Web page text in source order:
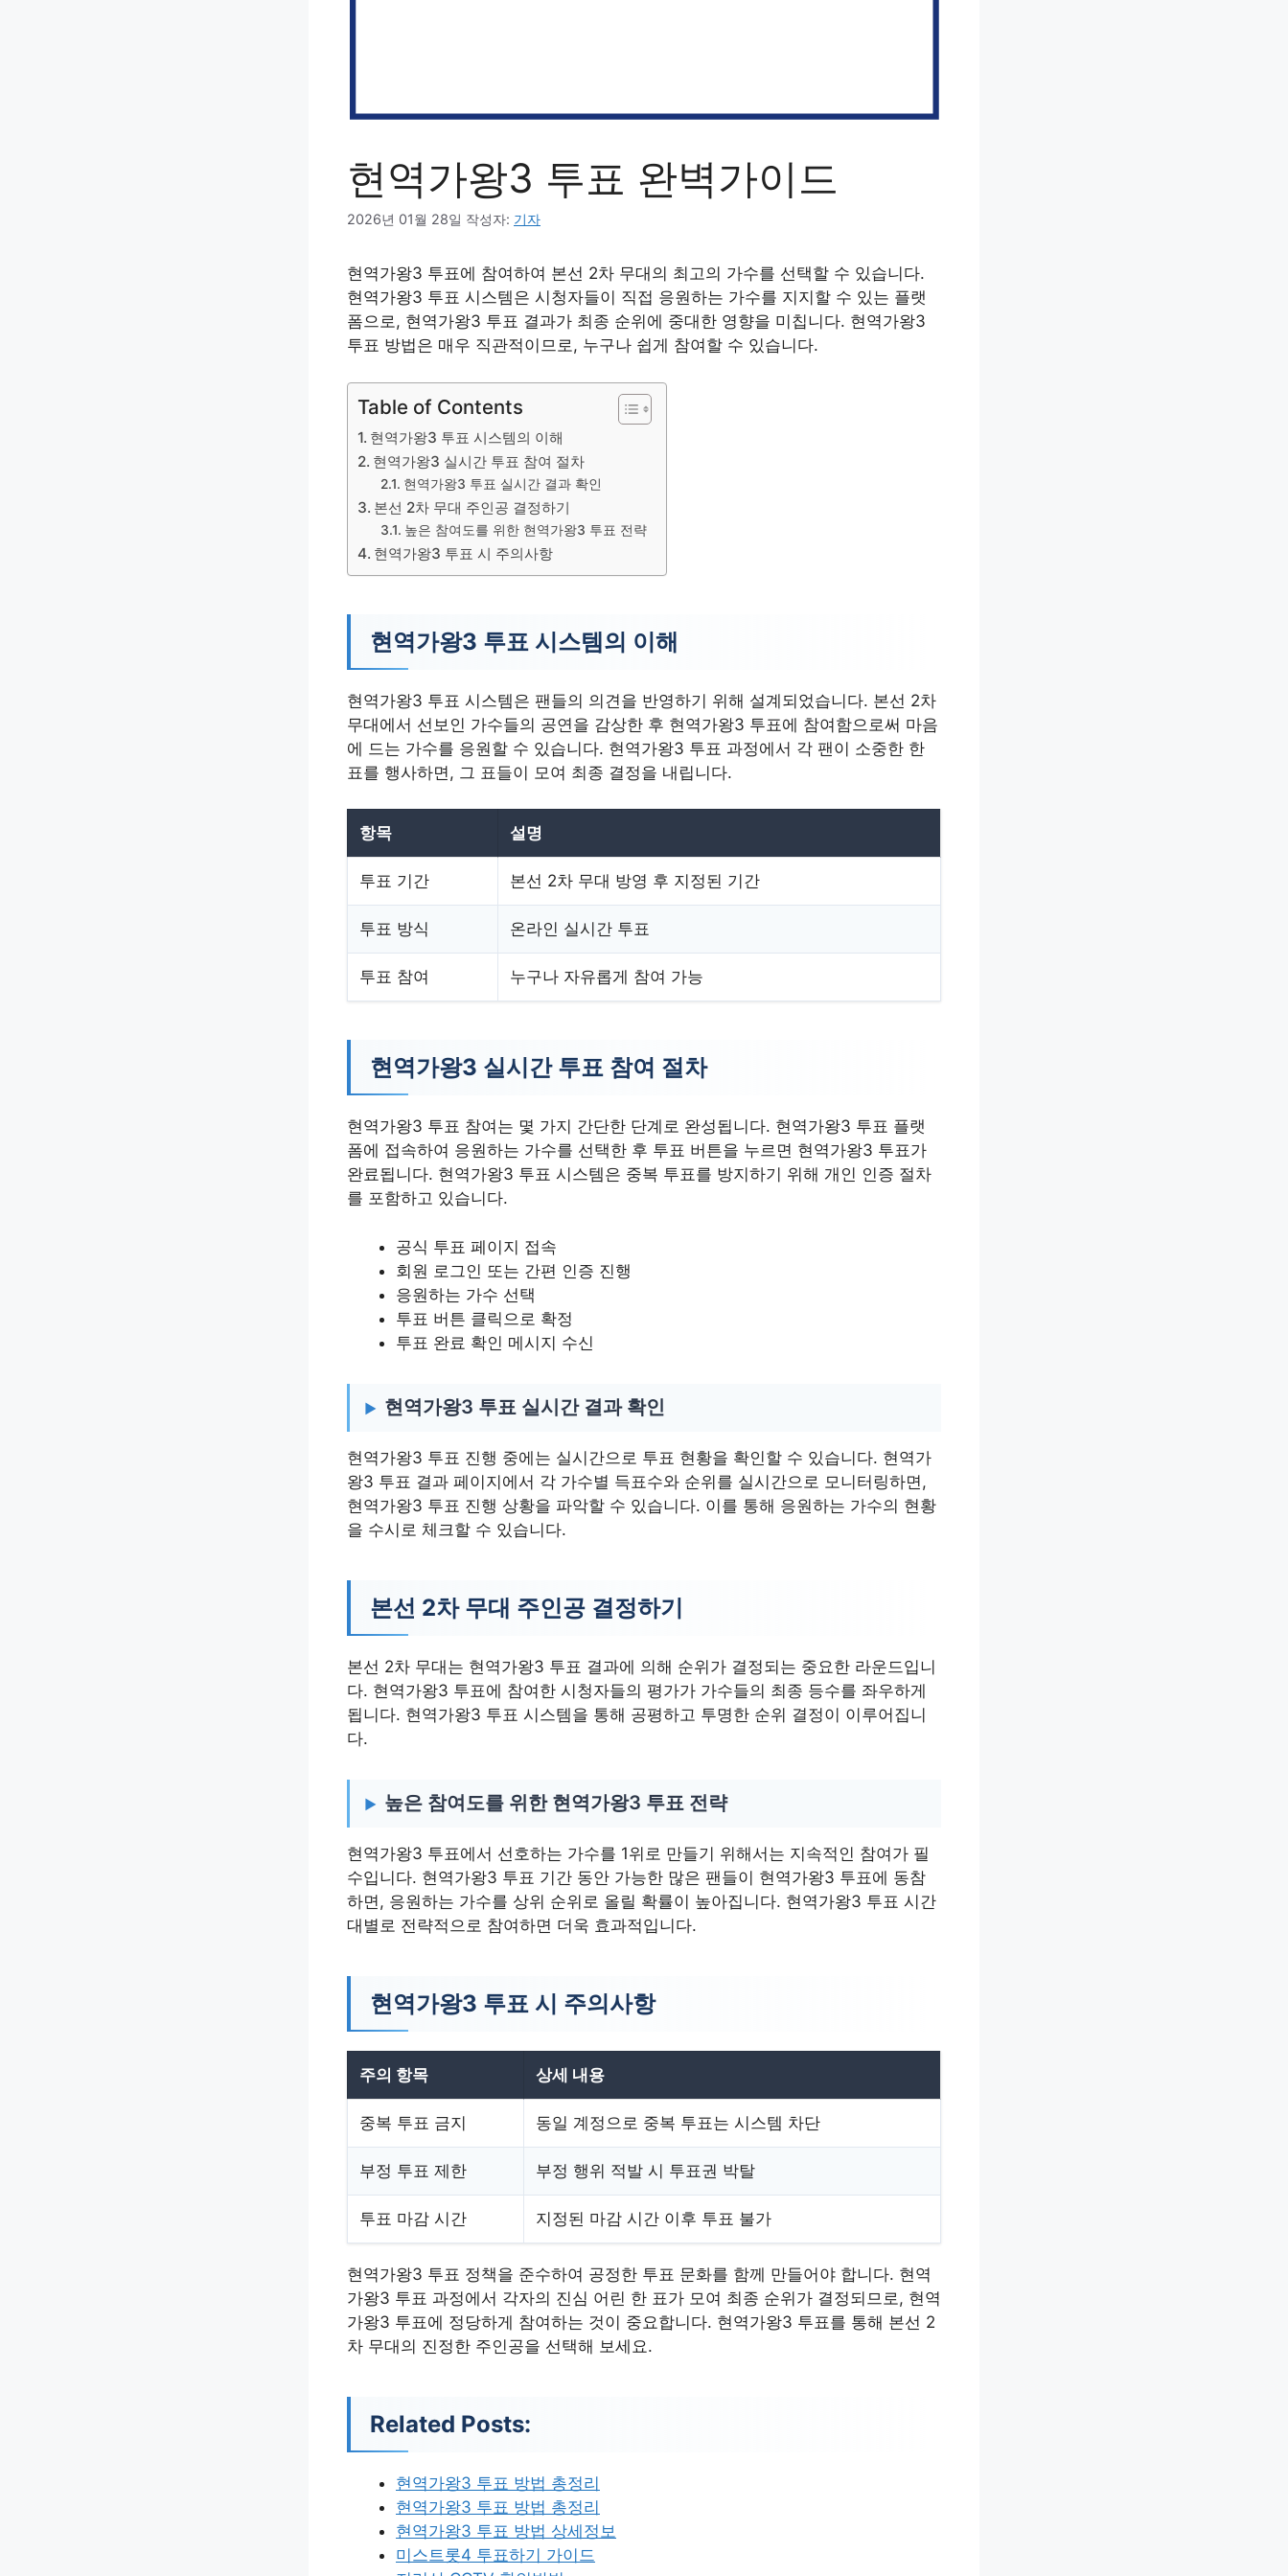
현역가왕3 투표 완벽가이드
2026년 01월 28일 작성자: 기자
현역가왕3 투표에 참여하여 본선 2차 무대의 최고의 가수를 선택할 수 있습니다.
현역가왕3 투표 시스템은 시청자들이 직접 응원하는 가수를 지지할 수 있는 플랫
폼으로, 현역가왕3 투표 결과가 최종 순위에 중대한 영향을 미칩니다. 현역가왕3
투표 방법은 매우 직관적이므로, 누구나 쉽게 참여할 수 있습니다.
Table of Contents
현역가왕3 투표 시스템의 이해
현역가왕3 실시간 투표 참여 절차
현역가왕3 투표 실시간 결과 확인
본선 2차 무대 주인공 결정하기
높은 참여도를 위한 현역가왕3 투표 전략
현역가왕3 투표 시 주의사항
현역가왕3 투표 시스템의 이해
현역가왕3 투표 시스템은 팬들의 의견을 반영하기 위해 설계되었습니다. 본선 2차
무대에서 선보인 가수들의 공연을 감상한 후 현역가왕3 투표에 참여함으로써 마음
에 드는 가수를 응원할 수 있습니다. 현역가왕3 투표 과정에서 각 팬이 소중한 한
표를 행사하면, 그 표들이 모여 최종 결정을 내립니다.
항목 설명
투표 기간 본선 2차 무대 방영 후 지정된 기간
투표 방식 온라인 실시간 투표
투표 참여 누구나 자유롭게 참여 가능
현역가왕3 실시간 투표 참여 절차
현역가왕3 투표 참여는 몇 가지 간단한 단계로 완성됩니다. 현역가왕3 투표 플랫
폼에 접속하여 응원하는 가수를 선택한 후 투표 버튼을 누르면 현역가왕3 투표가
완료됩니다. 현역가왕3 투표 시스템은 중복 투표를 방지하기 위해 개인 인증 절차
를 포함하고 있습니다.
공식 투표 페이지 접속
회원 로그인 또는 간편 인증 진행
응원하는 가수 선택
투표 버튼 클릭으로 확정
투표 완료 확인 메시지 수신
현역가왕3 투표 실시간 결과 확인
현역가왕3 투표 진행 중에는 실시간으로 투표 현황을 확인할 수 있습니다. 현역가
왕3 투표 결과 페이지에서 각 가수별 득표수와 순위를 실시간으로 모니터링하면,
현역가왕3 투표 진행 상황을 파악할 수 있습니다. 이를 통해 응원하는 가수의 현황
을 수시로 체크할 수 있습니다.
본선 2차 무대 주인공 결정하기
본선 2차 무대는 현역가왕3 투표 결과에 의해 순위가 결정되는 중요한 라운드입니
다. 현역가왕3 투표에 참여한 시청자들의 평가가 가수들의 최종 등수를 좌우하게
됩니다. 현역가왕3 투표 시스템을 통해 공평하고 투명한 순위 결정이 이루어집니
다.
높은 참여도를 위한 현역가왕3 투표 전략
현역가왕3 투표에서 선호하는 가수를 1위로 만들기 위해서는 지속적인 참여가 필
수입니다. 현역가왕3 투표 기간 동안 가능한 많은 팬들이 현역가왕3 투표에 동참
하면, 응원하는 가수를 상위 순위로 올릴 확률이 높아집니다. 현역가왕3 투표 시간
대별로 전략적으로 참여하면 더욱 효과적입니다.
현역가왕3 투표 시 주의사항
주의 항목 상세 내용
중복 투표 금지 동일 계정으로 중복 투표는 시스템 차단
부정 투표 제한 부정 행위 적발 시 투표권 박탈
투표 마감 시간 지정된 마감 시간 이후 투표 불가
현역가왕3 투표 정책을 준수하여 공정한 투표 문화를 함께 만들어야 합니다. 현역
가왕3 투표 과정에서 각자의 진심 어린 한 표가 모여 최종 순위가 결정되므로, 현역
가왕3 투표에 정당하게 참여하는 것이 중요합니다. 현역가왕3 투표를 통해 본선 2
차 무대의 진정한 주인공을 선택해 보세요.
Related Posts:
현역가왕3 투표 방법 총정리
현역가왕3 투표 방법 총정리
현역가왕3 투표 방법 상세정보
미스트롯4 투표하기 가이드